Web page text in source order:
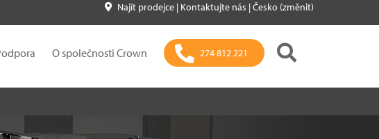
Najít prodejce | Kontaktujte nás |Česko (změnit)
O společnosti Crown 274 812 221